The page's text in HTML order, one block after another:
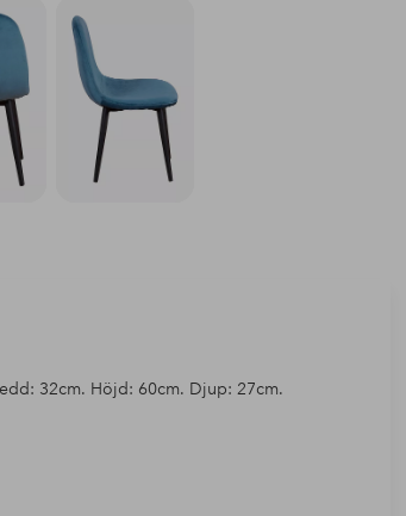
32cm. Höjd: 60cm. Djup: 27cm.